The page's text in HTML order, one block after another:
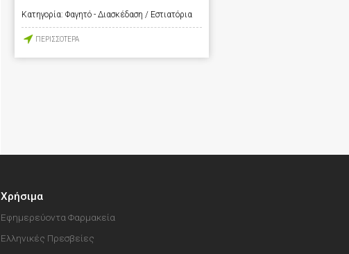
Κατηγορία: Φαγητό - Διασκέδαση / Εστιατόρια
ΠΕΡΙΣΣΟΤΕΡΑ
Χρήσιμα
Εφημερεύοντα Φαρμακεία
Ελληνικές Πρεσβείες